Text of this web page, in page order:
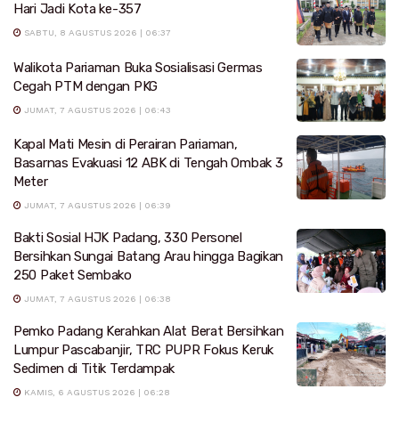
Hari Jadi Kota ke-357
SABTU, 8 AGUSTUS 2026 | 06:37
Walikota Pariaman Buka Sosialisasi Germas
Cegah PTM dengan PKG
JUMAT, 7 AGUSTUS 2026 | 06:43
Kapal Mati Mesin di Perairan Pariaman,
Basarnas Evakuasi 12 ABK di Tengah Ombak 3
Meter
JUMAT, 7 AGUSTUS 2026 | 06:39
Bakti Sosial HJK Padang, 330 Personel
Bersihkan Sungai Batang Arau hingga Bagikan
250 Paket Sembako
JUMAT, 7 AGUSTUS 2026 | 06:38
Pemko Padang Kerahkan Alat Berat Bersihkan
Lumpur Pascabanjir, TRC PUPR Fokus Keruk
Sedimen di Titik Terdampak
KAMIS, 6 AGUSTUS 2026 | 06:28